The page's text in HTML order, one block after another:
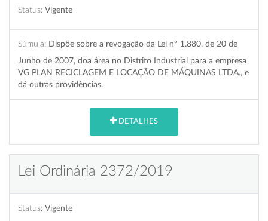
Status: Vigente
Súmula: Dispõe sobre a revogação da Lei nº 1.880, de 20 de
Junho de 2007, doa área no Distrito Industrial para a empresa
VG PLAN RECICLAGEM E LOCAÇÃO DE MÁQUINAS LTDA., e
dá outras providências.
DETALHES
Lei Ordinária 2372/2019
Status: Vigente